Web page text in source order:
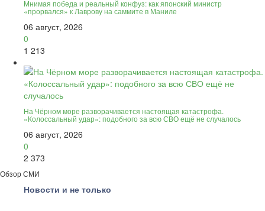
Мнимая победа и реальный конфуз: как японский министр
«прорвался» к Лаврову на саммите в Маниле
06 август, 2026
0
1 213
На Чёрном море разворачивается настоящая катастрофа.
«Колоссальный удар»: подобного за всю СВО ещё не случалось
06 август, 2026
0
2 373
Обзор СМИ
Новости и не только